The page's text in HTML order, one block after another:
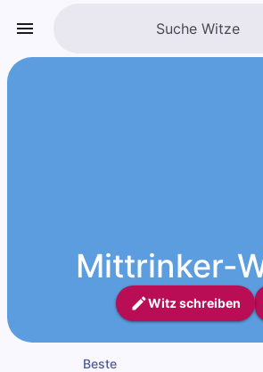
Mittrinker-
Witz schreiben
Beste